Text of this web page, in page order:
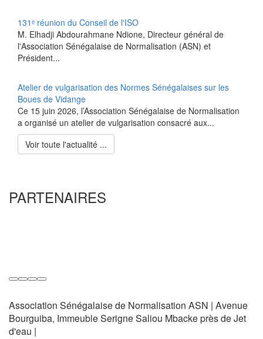
131ᵉ réunion du Conseil de l'ISO
M. Elhadji Abdourahmane Ndione, Directeur général de
l'Association Sénégalaise de Normalisation (ASN) et
Président...
Atelier de vulgarisation des Normes Sénégalaises sur les
Boues de Vidange
Ce 15 juin 2026, l’Association Sénégalaise de Normalisation
a organisé un atelier de vulgarisation consacré aux...
Voir toute l'actualité ...
PARTENAIRES
Association Sénégalaise de Normalisation ASN | Avenue
Bourguiba, Immeuble Serigne Saliou Mbacke près de Jet
d'eau |